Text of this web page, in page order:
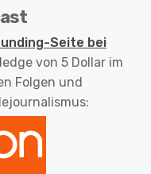
Seite bei
von 5 Dollar im
Folgen und